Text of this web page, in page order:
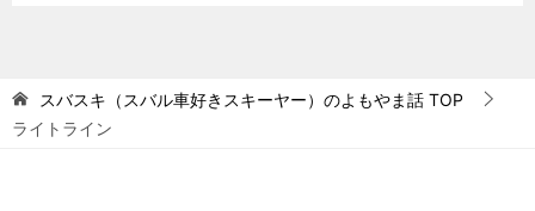
スバスキ（スバル車好きスキーヤー）のよもやま話 TOP
ライトライン